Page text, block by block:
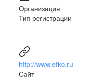
Организация
Тип регистрации
http://www.efko.ru
Сайт